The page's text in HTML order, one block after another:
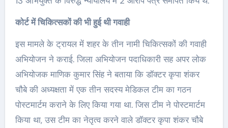
कोर्ट में चिकित्सकों की भी हुई थी गवाही
इस मामले के ट्रायल में शहर के तीन नामी चिकित्सकों की गवाही
अभियोजन ने कराई. जिला अभियोजन पदाधिकारी सह अपर लोक
अभियोजक माणिक कुमार सिंह ने बताया कि डॉक्टर कृपा शंकर
चौबे की अध्यक्षता में एक तीन सदस्य मेडिकल टीम का गठन
पोस्टमार्टम कराने के लिए किया गया था. जिस टीम ने पोस्टमार्टम
किया था, उस टीम का नेतृत्व करने वाले डॉक्टर कृपा शंकर चौबे